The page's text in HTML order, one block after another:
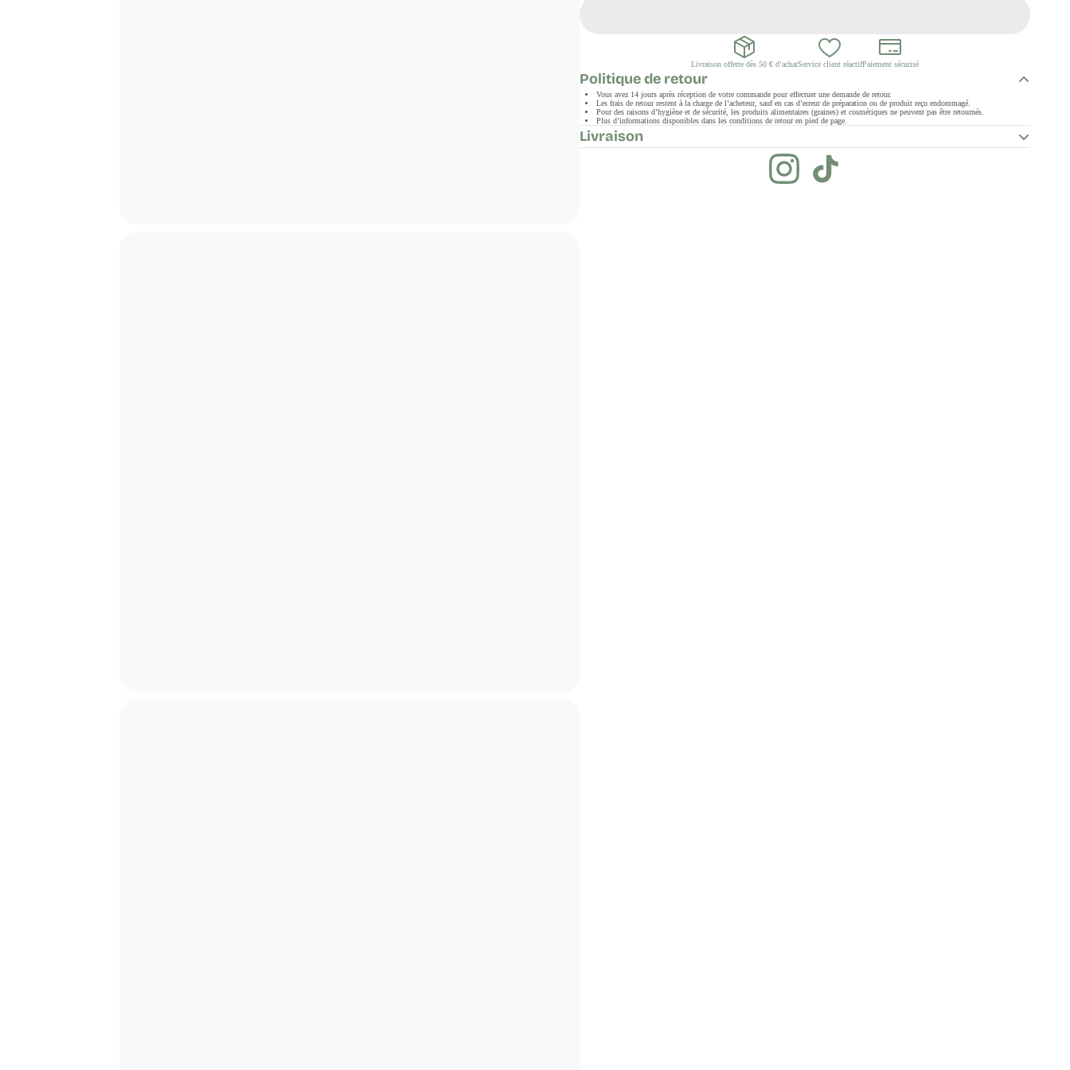
Livraison offerte dès 50 € d’achatService client réactifPaiement sécurisé
Politique de retour
Vous avez 14 jours après réception de votre commande pour effectuer une demande de retour.
Les frais de retour restent à la charge de l’acheteur, sauf en cas d’erreur de préparation ou de produit reçu endommagé.
Pour des raisons d’hygiène et de sécurité, les produits alimentaires (graines) et cosmétiques ne peuvent pas être retournés.
Plus d’informations disponibles dans les conditions de retour en pied de page.
Livraison